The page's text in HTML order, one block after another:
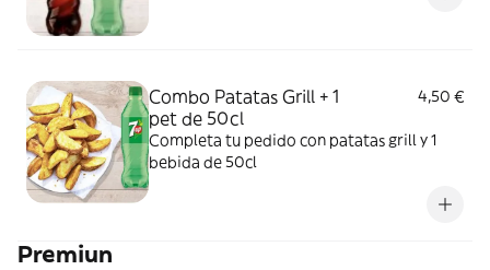
Combo Patatas Grill + 1
pet de 50cl
4,50 €
Completa tu pedido con patatas grill y 1
bebida de 50cl
Premiun